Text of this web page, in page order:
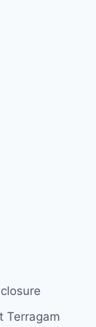
Terragam